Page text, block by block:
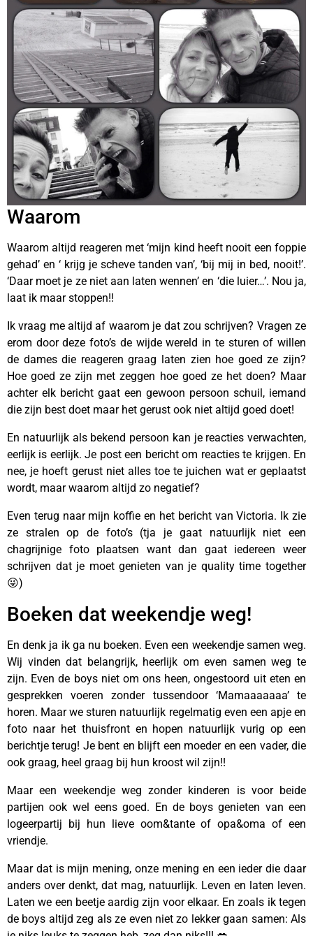
Waarom
Waarom altijd reageren met ‘mijn kind heeft nooit een foppie
gehad’ en ‘ krijg je scheve tanden van’, ‘bij mij in bed, nooit!’.
‘Daar moet je ze niet aan laten wennen’ en ‘die luier…’. Nou ja,
laat ik maar stoppen!!
Ik vraag me altijd af waarom je dat zou schrijven? Vragen ze
erom door deze foto’s de wijde wereld in te sturen of willen
de dames die reageren graag laten zien hoe goed ze zijn?
Hoe goed ze zijn met zeggen hoe goed ze het doen? Maar
achter elk bericht gaat een gewoon persoon schuil, iemand
die zijn best doet maar het gerust ook niet altijd goed doet!
En natuurlijk als bekend persoon kan je reacties verwachten,
eerlijk is eerlijk. Je post een bericht om reacties te krijgen. En
nee, je hoeft gerust niet alles toe te juichen wat er geplaatst
wordt, maar waarom altijd zo negatief?
Even terug naar mijn koffie en het bericht van Victoria. Ik zie
ze stralen op de foto’s (tja je gaat natuurlijk niet een
chagrijnige foto plaatsen want dan gaat iedereen weer
schrijven dat je moet genieten van je quality time together
😜)
Boeken dat weekendje weg!
En denk ja ik ga nu boeken. Even een weekendje samen weg.
Wij vinden dat belangrijk, heerlijk om even samen weg te
zijn. Even de boys niet om ons heen, ongestoord uit eten en
gesprekken voeren zonder tussendoor ‘Mamaaaaaaa’ te
horen. Maar we sturen natuurlijk regelmatig even een apje en
foto naar het thuisfront en hopen natuurlijk vurig op een
berichtje terug! Je bent en blijft een moeder en een vader, die
ook graag, heel graag bij hun kroost wil zijn!!
Maar een weekendje weg zonder kinderen is voor beide
partijen ook wel eens goed. En de boys genieten van een
logeerpartij bij hun lieve oom&tante of opa&oma of een
vriendje.
Maar dat is mijn mening, onze mening en een ieder die daar
anders over denkt, dat mag, natuurlijk. Leven en laten leven.
Laten we een beetje aardig zijn voor elkaar. En zoals ik tegen
de boys altijd zeg als ze even niet zo lekker gaan samen: Als